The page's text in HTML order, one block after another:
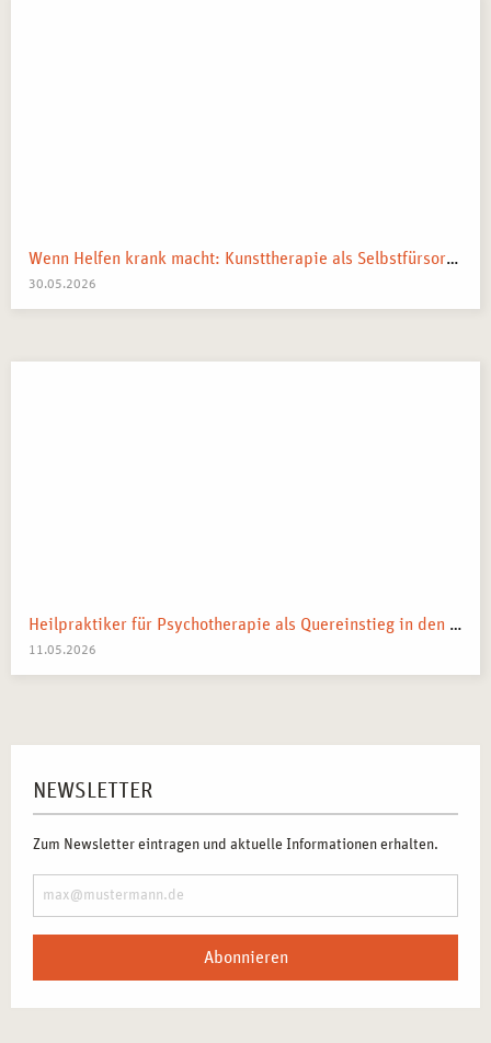
Wenn Helfen krank macht: Kunsttherapie als Selbstfürsorge in pflegenden und beratenden Berufen
30.05.2026
Heilpraktiker für Psychotherapie als Quereinstieg in den Heilberuf
11.05.2026
NEWSLETTER
Zum Newsletter eintragen und aktuelle Informationen erhalten.
Abonnieren